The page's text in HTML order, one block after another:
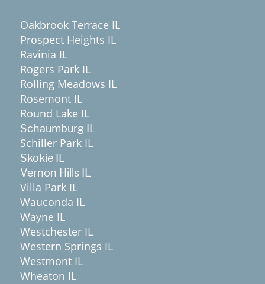
Oakbrook Terrace IL
Prospect Heights IL
Ravinia IL
Rogers Park IL
Rolling Meadows IL
Rosemont IL
Round Lake IL
Schaumburg IL
Schiller Park IL
Skokie IL
Vernon Hills IL
Villa Park IL
Wauconda IL
Wayne IL
Westchester IL
Western Springs IL
Westmont IL
Wheaton IL